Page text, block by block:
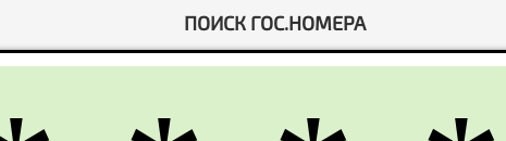
ПОИСК ГОС.НОМЕРА